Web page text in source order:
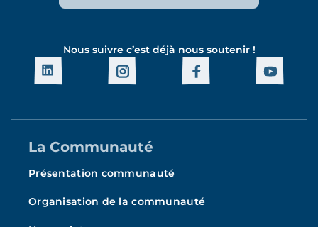
Nous suivre c’est déjà nous soutenir !
La Communauté
Présentation communauté
Organisation de la communauté